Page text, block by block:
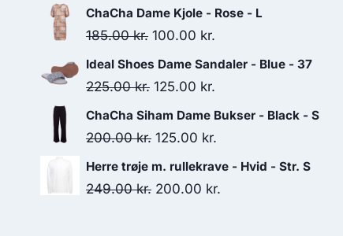
price
was:
price
ChaCha Dame Kjole - Rose - L
185.00kr. Original
price
was:
100.00 kr.
price
Ideal Shoes Dame Sandaler - Blue - 37
225.00kr. Original
price
was:
125.00 kr.
price
ChaCha Siham Dame Bukser - Black - S
200.00kr. Original
price
was:
125.00 kr.
price
is:
Herre trøje m. rullekrave - Hvid - Str. S
249.00kr. Original
200.00 kr.